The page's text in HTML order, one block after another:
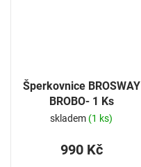
Šperkovnice BROSWAY
BROBO- 1 Ks
skladem (1 ks)
990 Kč